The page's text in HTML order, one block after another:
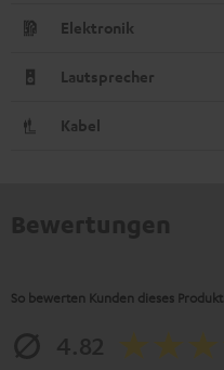
Elektronik
Lautsprecher
Kabel
So bewerten Kunden dieses Produkt